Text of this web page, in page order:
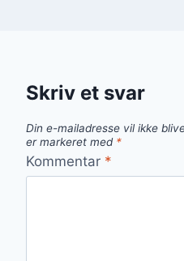
Skriv et svar
Din e-mailadresse vil ikke
er markeret med *
Kommentar *